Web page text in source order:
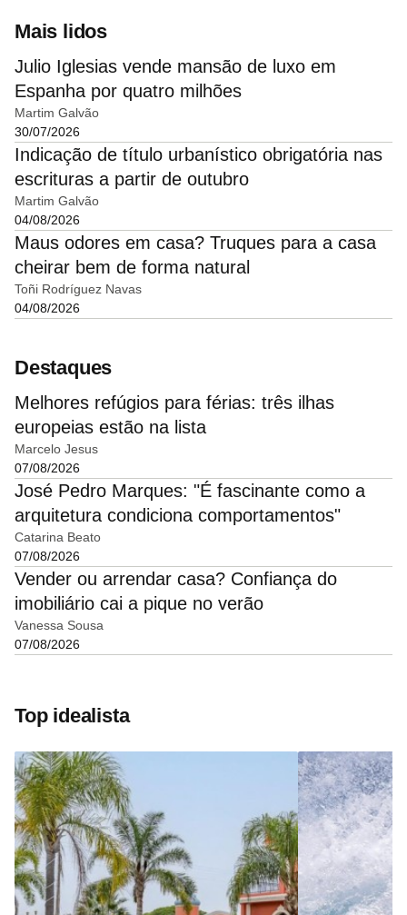
Mais lidos
Julio Iglesias vende mansão de luxo em
Espanha por quatro milhões
Martim Galvão
30/07/2026
Indicação de título urbanístico obrigatória nas
escrituras a partir de outubro
Martim Galvão
04/08/2026
Maus odores em casa? Truques para a casa
cheirar bem de forma natural
Toñi Rodríguez Navas
04/08/2026
Destaques
Melhores refúgios para férias: três ilhas
europeias estão na lista
Marcelo Jesus
07/08/2026
José Pedro Marques: "É fascinante como a
arquitetura condiciona comportamentos"
Catarina Beato
07/08/2026
Vender ou arrendar casa? Confiança do
imobiliário cai a pique no verão
Vanessa Sousa
07/08/2026
Top idealista